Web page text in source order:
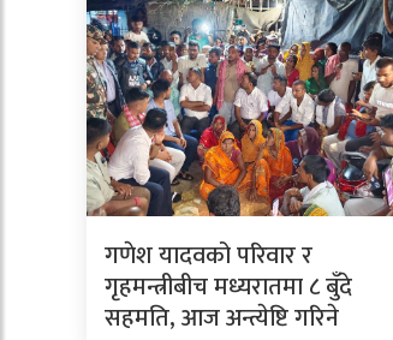
गणेश यादवको परिवार र
गृहमन्त्रीबीच मध्यरातमा ८ बुँदे
सहमति, आज अन्त्येष्टि गरिने